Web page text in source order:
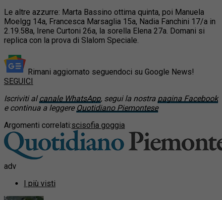
Le altre azzurre: Marta Bassino ottima quinta, poi Manuela
Moelgg 14a, Francesca Marsaglia 15a, Nadia Fanchini 17/a in
2.19.58a, Irene Curtoni 26a, la sorella Elena 27a. Domani si
replica con la prova di Slalom Speciale.
Rimani aggiornato seguendoci su Google News!
SEGUICI
Iscriviti alcanale WhatsApp, segui la nostra pagina Facebook
e continua a leggere Quotidiano Piemontese
Argomenti correlati:scisofia goggia
adv
I più visti